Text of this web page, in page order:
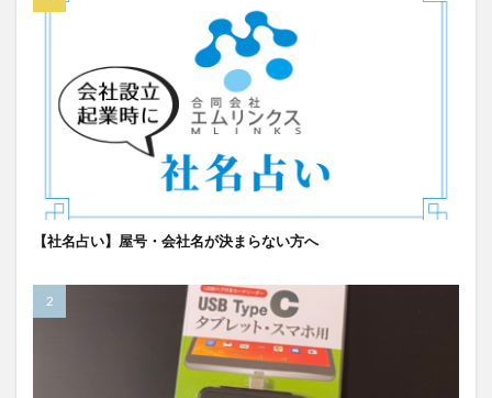
【社名占い】屋号・会社名が決まらない方へ